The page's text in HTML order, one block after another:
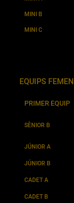
MINI B
MINI C
EQUIPS
PRIMER EQUIP
SÈNIOR B
JÚNIOR A
JÚNIOR B
CADET A
CADET B